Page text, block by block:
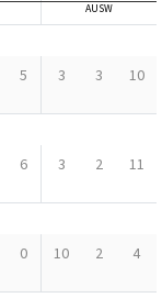
AUSW
5 3 3 10
6 3 2 11
0 10 2 4